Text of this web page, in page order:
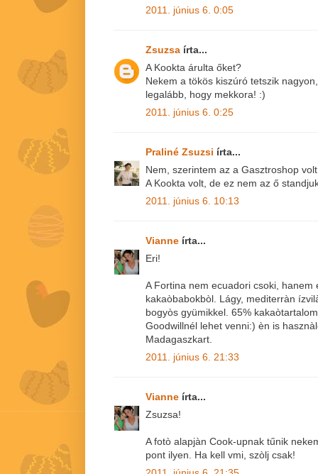
2011. június 6. 0:05
Zsuzsa írta...
A Kookta árulta őket?
Nekem a tökös kiszúró tetszik
legalább, hogy mekkora! :)
2011. június 6. 0:25
Praliné Zsuzsi írta...
Nem, szerintem az a Gasztroshop
A Kookta volt, de ez nem az ő
2011. június 6. 10:13
Vianne írta...
Eri!
A Fortina nem ecuadori csoki,
kakaòbabokbòl. Lágy, mediterràn
bogyòs gyümikkel. 65%
Goodwillnél lehet venni:) èn is
Madagaszkart.
2011. június 6. 21:33
Vianne írta...
Zsuzsa!
A fotò alapjàn Cook-upnak tűnik
pont ilyen. Ha kell vmi, szòlj csak!